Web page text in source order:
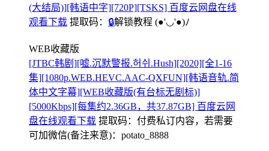
(大结局)][韩语中字][720P][TSKS] 百度云网盘在线
观看下载 提取码： 🔒解锁教程 (●'◡'●)ﾉ
WEB收藏版
[JTBC韩剧][嘘.沉默警报.허쉬.Hush][2020][全1-16
集][1080p.WEB.HEVC.AAC-QXFUN][韩语音轨.简
体中文字幕][WEB收藏版(有台标无剧标)]
[5000Kbps][每集约2.36GB，共37.87GB] 百度云网
盘在线观看下载 提取码： 付费私订内容，若需要
可加微信(备注来意)：potato_8888